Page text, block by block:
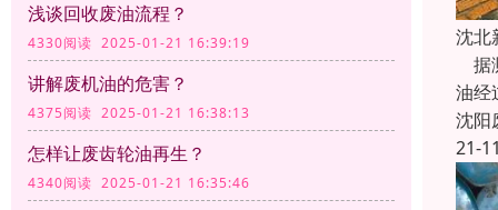
浅谈回收废油流程？
4330阅读 2025-01-21 16:39:19
讲解废机油的危害？
4375阅读 2025-01-21 16:38:13
怎样让废齿轮油再生？
4340阅读 2025-01-21 16:35:46
沈北
据
油经
沈阳
21-